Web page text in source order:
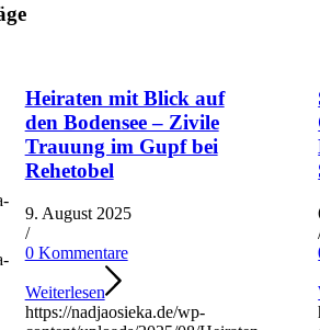
Heiraten mit Blick auf
den Bodensee – Zivile
Trauung im Gupf bei
Rehetobel
9. August 2025
/
0 Kommentare
Weiterlesen
https://nadjaosieka.de/wp-